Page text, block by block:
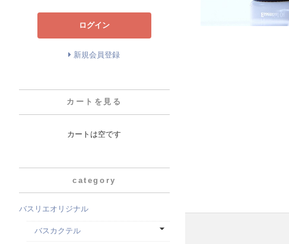
ログイン
新規会員登録
カートを見る
カートは空です
category
バスリエオリジナル
バスカクテル